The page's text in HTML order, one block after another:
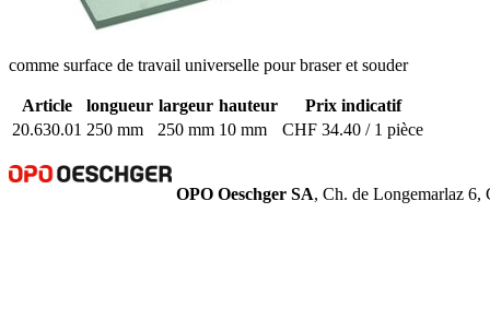
comme surface de travail universelle pour braser et souder
Article longueur largeur hauteur
Prix indicatif
20.630.01 250 mm 250 mm 10 mm CHF 34.40 / 1 pièce
OPO Oeschger SA, Ch. de Longemarlaz 6,